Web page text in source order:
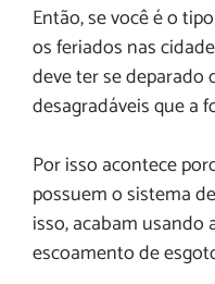
Então, se você é o
os feriados nas
deve ter se deparado
desagradáveis que a
Por isso acontece
possuem o sistema
isso, acabam usando
escoamento de